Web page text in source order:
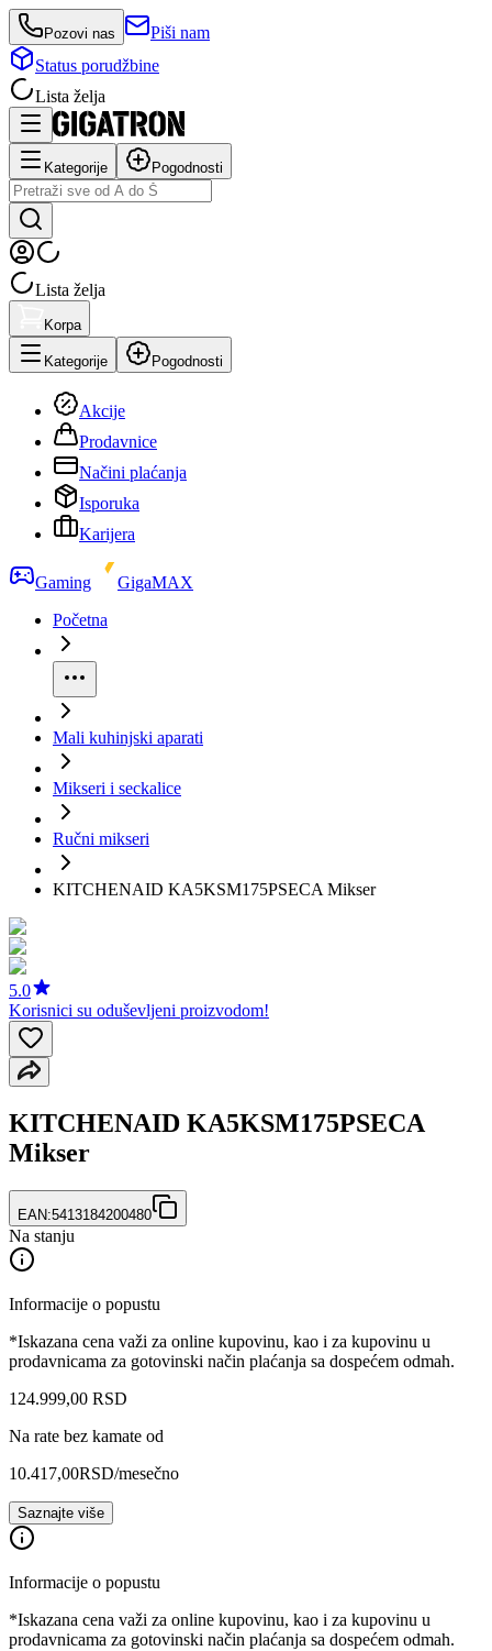
Pozovi nas
Piši nam
Status porudžbine
Lista želja
Kategorije Pogodnosti
Lista želja
Korpa
Kategorije Pogodnosti
Akcije
Prodavnice
Načini plaćanja
Isporuka
Karijera
Gaming
GigaMAX
Početna
Mali kuhinjski aparati
Mikseri i seckalice
Ručni mikseri
KITCHENAID KA5KSM175PSECA Mikser
5.0
Korisnici su oduševljeni proizvodom!
KITCHENAID KA5KSM175PSECA
Mikser
EAN:5413184200480
Na stanju
Informacije o popustu
*Iskazana cena važi za online kupovinu, kao i za kupovinu u
prodavnicama za gotovinski način plaćanja sa dospećem odmah.
124.999,00 RSD
Na rate bez kamate od
10.417,00RSD/mesečno
Saznajte više
Informacije o popustu
*Iskazana cena važi za online kupovinu, kao i za kupovinu u
prodavnicama za gotovinski način plaćanja sa dospećem odmah.